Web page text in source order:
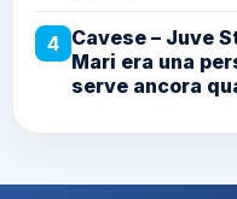
4 Cavese – Juve
Mari era una
serve ancora